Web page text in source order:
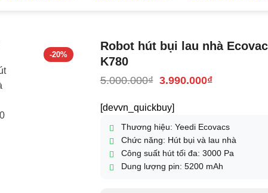
-20%
Robot hút bụi lau nhà
K780
5.000.000₫ Giá
5.000.000₫.
3.990.000₫Giá
[devvn_quickbuy]
Thương hiệu: Yeedi Ecovacs
Chức năng: Hút bụi và lau nhà
Công suất hút tối đa: 3000 Pa
Dung lượng pin: 5200 mAh